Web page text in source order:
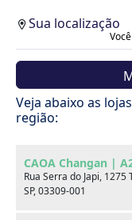
Sua localização
Veja abaixo as
região:
CAOA Changan |
Rua Serra do Japi, 1275
SP, 03309-001
Voltar